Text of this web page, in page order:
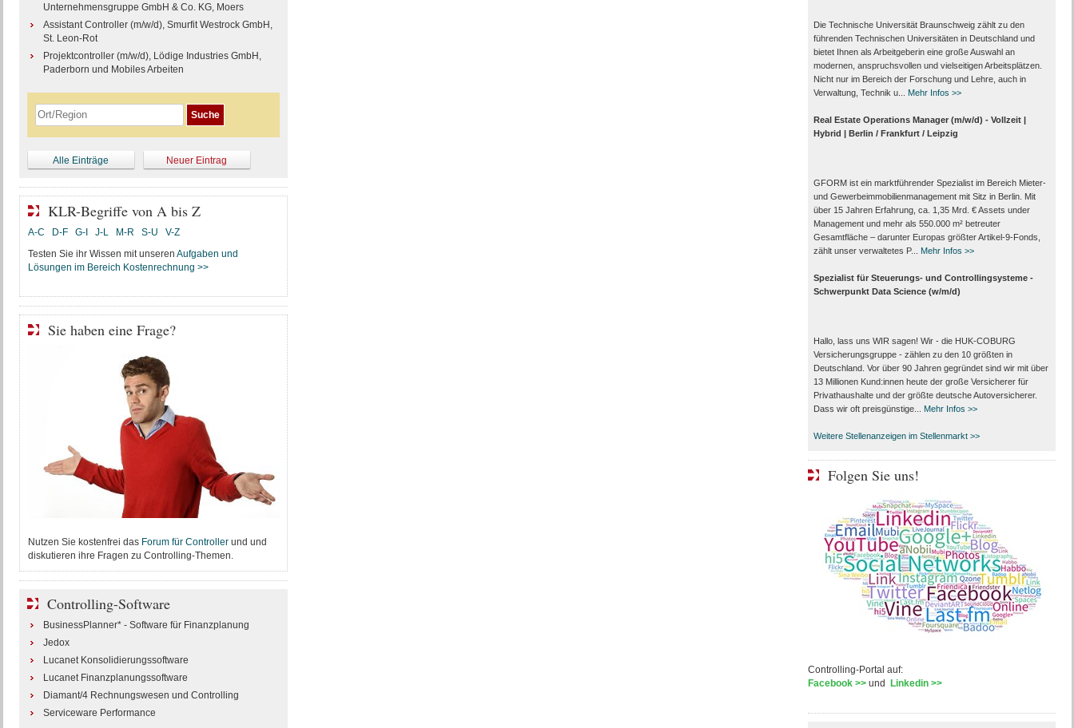
Unternehmensgruppe GmbH & Co. KG, Moers
Assistant Controller (m/w/d), Smurfit Westrock GmbH,
St. Leon-Rot
Projektcontroller (m/w/d), Lödige Industries GmbH,
Paderborn und Mobiles Arbeiten
Alle Einträge Neuer Eintrag
KLR-Begriffe von A bis Z
A-C D-F G-I J-L M-R S-U
V-Z
Testen Sie ihr Wissen mit unseren Aufgaben und
Lösungen im Bereich Kostenrechnung >>
Sie haben eine Frage?
Nutzen Sie kostenfrei das Forum für Controllerund und
diskutieren ihre Fragen zu Controlling-Themen.
Controlling-Software
BusinessPlanner* - Software für Finanzplanung
Jedox
Lucanet Konsolidierungssoftware
Lucanet Finanzplanungssoftware
Diamant/4 Rechnungswesen und Controlling
Serviceware Performance
Die Technische Universität Braunschweig zählt zu den
führenden Technischen Universitäten in Deutschland und
bietet Ihnen als Arbeit­geberin eine große Auswahl an
modernen, anspruchsvollen und vielseitigen Arbeits­plätzen.
Nicht nur im Bereich der Forschung und Lehre, auch in
Verwaltung, Technik u...
Mehr Infos >>
Real Estate Operations Manager (m/w/d) - Vollzeit |
Hybrid | Berlin / Frankfurt / Leipzig
GFORM ist ein marktführender Spezialist im Bereich Mieter-
und Gewerbeimmobilienmanagement mit Sitz in Berlin. Mit
über 15 Jahren Erfahrung, ca. 1,35 Mrd. € Assets under
Management und mehr als 550.000 m² betreuter
Gesamtfläche – darunter Europas größter Artikel-9-Fonds,
zählt unser verwaltetes P...
Mehr Infos >>
Spezialist für Steuerungs- und Controllingsysteme -
Schwerpunkt Data Science (w/m/d)
Hallo, lass uns WIR sagen! Wir - die HUK-COBURG
Versicherungsgruppe - zählen zu den 10 größten in
Deutschland. Vor über 90 Jahren gegründet sind wir mit über
13 Millionen Kund:innen heute der große Versicherer für
Privathaushalte und der größte deutsche Autoversicherer.
Dass wir oft preisgünstige...
Mehr Infos >>
Weitere Stellenanzeigen im Stellenmarkt >>
Folgen Sie uns!
Controlling-Portal auf:
Facebook >>und Linkedin >>